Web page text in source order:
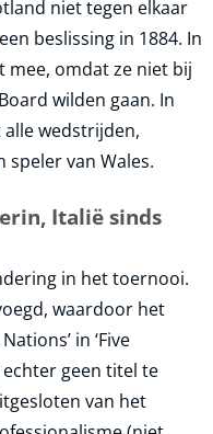
niet tegen elkaar
beslissing in 1884. In
mee, omdat ze niet bij
wilden gaan. In
alle wedstrijden,
speler van Wales.
Italië sinds
in het toernooi.
waardoor het
in ‘Five
echter geen titel te
van het